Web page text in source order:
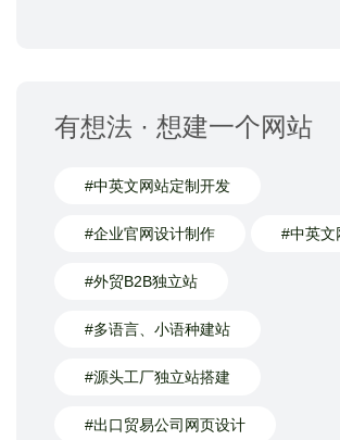
有想法 · 想建一个网站
#中英文网站定制开发
#企业官网设计制作 #中英文
#外贸B2B独立站
#多语言、小语种建站
#源头工厂独立站搭建
#出口贸易公司网页设计